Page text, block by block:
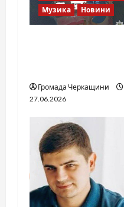
Музика
Новини
Громада Черкащини
27.06.2026